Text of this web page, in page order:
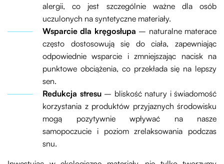
alergii, co jest szczególnie ważne dla osób
uczulonych na syntetyczne materiały.
Wsparcie dla kręgosłupa – naturalne materace
często dostosowują się do ciała, zapewniając
odpowiednie wsparcie i zmniejszając nacisk na
punktowe obciążenia, co przekłada się na lepszy
sen.
Redukcja stresu– bliskość natury i świadomość
korzystania z produktów przyjaznych środowisku
mogą pozytywnie wpływać na nasze
samopoczucie i poziom zrelaksowania podczas
snu.